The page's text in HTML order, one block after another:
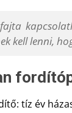
kell lenni,
tíz év